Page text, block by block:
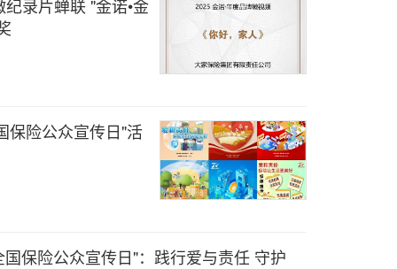
录片蝉联 "金诺•金
保险公众宣传日"活
保险公众宣传日"：践行爱与责任 守护